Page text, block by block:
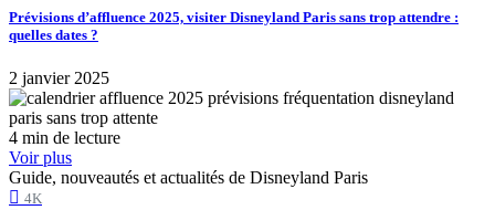
Prévisions d’affluence 2025, visiter Disneyland Paris sans trop attendre :
quelles dates ?
2 janvier 2025
4 min de lecture
Voir plus
Guide, nouveautés et actualités de Disneyland Paris
4K